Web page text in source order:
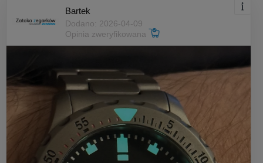
Bartek
Dodano: 2026-04-09
Opinia zweryfikowana